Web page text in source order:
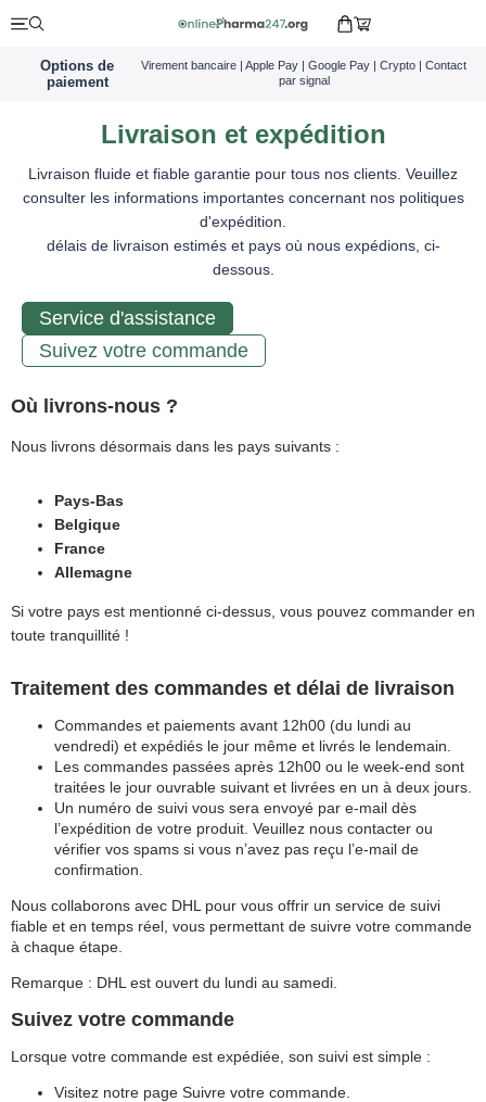
Options de
paiement
Virement bancaire | Apple Pay | Google Pay | Crypto | Contact
par signal
Livraison et expédition
Livraison fluide et fiable garantie pour tous nos clients. Veuillez
consulter les informations importantes concernant nos politiques
d'expédition.
délais de livraison estimés et pays où nous expédions, ci-
dessous.
Service d'assistance
Suivez votre commande
Où livrons-nous ?
Nous livrons désormais dans les pays suivants :
Pays-Bas
Belgique
France
Allemagne
Si votre pays est mentionné ci-dessus, vous pouvez commander en
toute tranquillité !
Traitement des commandes et délai de livraison
Commandes et paiements avant 12h00 (du lundi au
vendredi) et expédiés le jour même et livrés le lendemain.
Les commandes passées après 12h00 ou le week-end sont
traitées le jour ouvrable suivant et livrées en un à deux jours.
Un numéro de suivi vous sera envoyé par e-mail dès
l’expédition de votre produit. Veuillez nous contacter ou
vérifier vos spams si vous n’avez pas reçu l’e-mail de
confirmation.
Nous collaborons avec DHL pour vous offrir un service de suivi
fiable et en temps réel, vous permettant de suivre votre commande
à chaque étape.
Remarque : DHL est ouvert du lundi au samedi.
Suivez votre commande
Lorsque votre commande est expédiée, son suivi est simple :
Visitez notre page Suivre votre commande.